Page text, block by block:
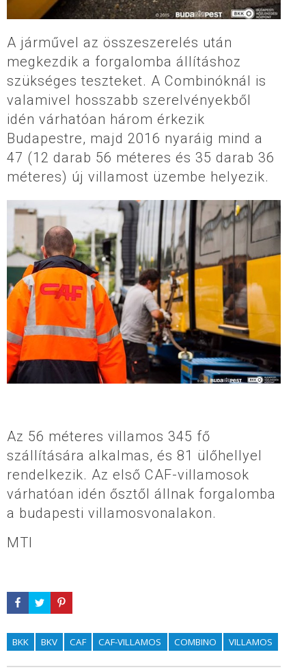
A járművel az összeszerelés után
megkezdik a forgalomba állításhoz
szükséges teszteket. A Combinóknál is
valamivel hosszabb szerelvényekből
idén várhatóan három érkezik
Budapestre, majd 2016 nyaráig mind a
47 (12 darab 56 méteres és 35 darab 36
méteres) új villamost üzembe helyezik.
Az 56 méteres villamos 345 fő
szállítására alkalmas, és 81 ülőhellyel
rendelkezik. Az első CAF-villamosok
várhatóan idén ősztől állnak forgalomba
a budapesti villamosvonalakon.
MTI
BKK BKV CAF CAF-VILLAMOS COMBINO VILLAMOS